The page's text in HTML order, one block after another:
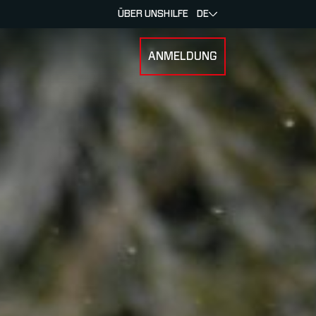
ANMELDUNG
ÜBER UNSHILFE DE